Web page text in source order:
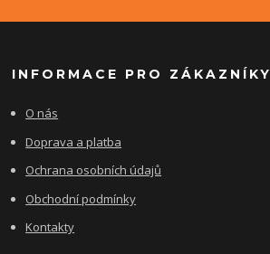
INFORMACE PRO ZÁKAZNÍKY
O nás
Doprava a platba
Ochrana osobních údajů
Obchodní podmínky
Kontakty